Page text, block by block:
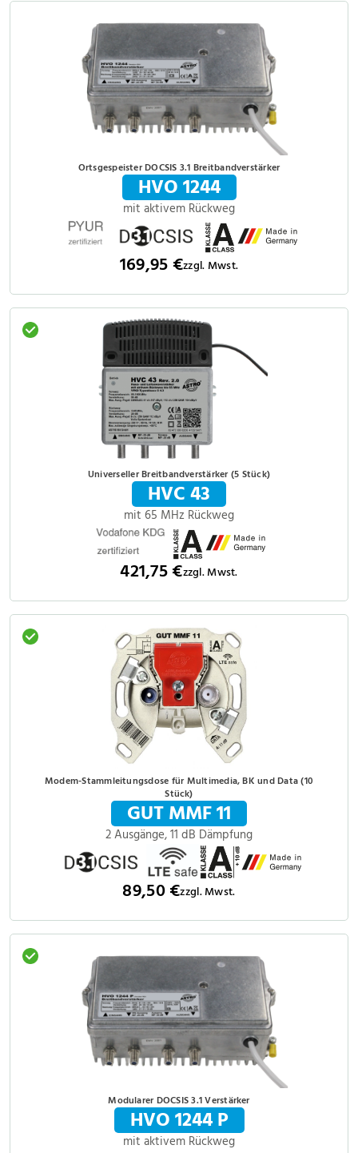
Ortsgespeister DOCSIS 3.1 Breitbandverstärker
HVO 1244
mit aktivem Rückweg
169,95 €zzgl. Mwst.
Universeller Breitbandverstärker (5 Stück)
HVC 43
mit 65 MHz Rückweg
421,75 €zzgl. Mwst.
Modem-Stammleitungsdose für Multimedia, BK und Data (10
Stück)
GUT MMF 11
2 Ausgänge, 11 dB Dämpfung
89,50 €zzgl. Mwst.
Modularer DOCSIS 3.1 Verstärker
HVO 1244 P
mit aktivem Rückweg